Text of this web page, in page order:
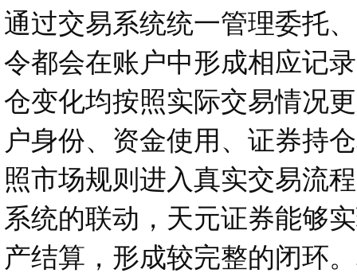
通过交易系统统一管理委托
令都会在账户中形成相应记
仓变化均按照实际交易情况
户身份、资金使用、证券持
照市场规则进入真实交易流
系统的联动，天元证券能够
产结算，形成较完整的闭环